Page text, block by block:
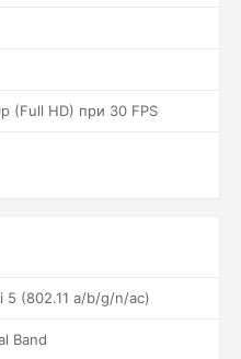
(Full HD) при 30 FPS
5 (802.11 a/b/g/n/ac)
Band